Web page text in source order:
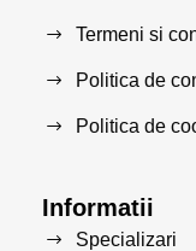
Termeni si
Politica de
Politica de
Informatii
Specializari